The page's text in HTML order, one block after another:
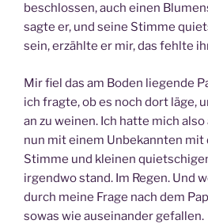
beschlossen, auch einen
sagte er, und seine Stimme
sein, erzählte er mir, das fehlte
Mir fiel das am Boden liegende
ich fragte, ob es noch dort läge,
an zu weinen. Ich hatte mich
nun mit einem Unbekannten mit
Stimme und kleinen
irgendwo stand. Im Regen. Und
durch meine Frage nach dem
sowas wie auseinander gefallen.